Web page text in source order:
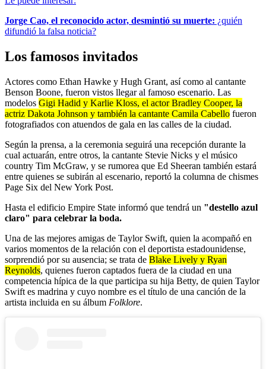
Jorge Cao, el reconocido actor, desmintió su muerte: ¿quién
difundió la falsa noticia?
Los famosos invitados
Actores como Ethan Hawke y Hugh Grant, así como al cantante
Benson Boone, fueron vistos llegar al famoso escenario. Las
modelos Gigi Hadid y Karlie Kloss, el actor Bradley Cooper, la
actriz Dakota Johnson y también la cantante Camila Cabello fueron
fotografiados con atuendos de gala en las calles de la ciudad.
Según la prensa, a la ceremonia seguirá una recepción durante la
cual actuarán, entre otros, la cantante Stevie Nicks y el músico
country Tim McGraw, y se rumorea que Ed Sheeran también estará
entre quienes se subirán al escenario, reportó la columna de chismes
Page Six del New York Post.
Hasta el edificio Empire State informó que tendrá un "destello azul
claro" para celebrar la boda.
Una de las mejores amigas de Taylor Swift, quien la acompañó en
varios momentos de la relación con el deportista estadounidense,
sorprendió por su ausencia; se trata de Blake Lively y Ryan
Reynolds, quienes fueron captados fuera de la ciudad en una
competencia hípica de la que participa su hija Betty, de quien Taylor
Swift es madrina y cuyo nombre es el título de una canción de la
artista incluida en su álbum Folklore.